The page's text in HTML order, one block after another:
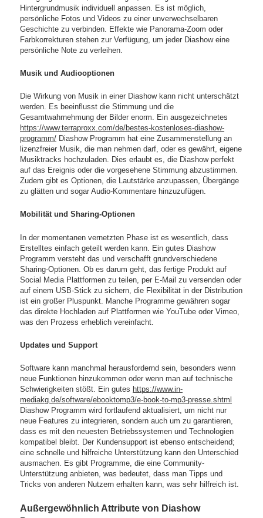
Hintergrundmusik individuell anpassen. Es ist möglich,
persönliche Fotos und Videos zu einer unverwechselbaren
Geschichte zu verbinden. Effekte wie Panorama-Zoom oder
Farbkorrekturen stehen zur Verfügung, um jeder Diashow eine
persönliche Note zu verleihen.
Musik und Audiooptionen
Die Wirkung von Musik in einer Diashow kann nicht unterschätzt
werden. Es beeinflusst die Stimmung und die
Gesamtwahrnehmung der Bilder enorm. Ein ausgezeichnetes
https://www.terraproxx.com/de/bestes-kostenloses-diashow-
programm/ Diashow Programm hat eine Zusammenstellung an
lizenzfreier Musik, die man nehmen darf, oder es gewährt, eigene
Musiktracks hochzuladen. Dies erlaubt es, die Diashow perfekt
auf das Ereignis oder die vorgesehene Stimmung abzustimmen.
Zudem gibt es Optionen, die Lautstärke anzupassen, Übergänge
zu glätten und sogar Audio-Kommentare hinzuzufügen.
Mobilität und Sharing-Optionen
In der momentanen vernetzten Phase ist es wesentlich, dass
Erstelltes einfach geteilt werden kann. Ein gutes Diashow
Programm versteht das und verschafft grundverschiedene
Sharing-Optionen. Ob es darum geht, das fertige Produkt auf
Social Media Plattformen zu teilen, per E-Mail zu versenden oder
auf einem USB-Stick zu sichern, die Flexibilität in der Distribution
ist ein großer Pluspunkt. Manche Programme gewähren sogar
das direkte Hochladen auf Plattformen wie YouTube oder Vimeo,
was den Prozess erheblich vereinfacht.
Updates und Support
Software kann manchmal herausfordernd sein, besonders wenn
neue Funktionen hinzukommen oder wenn man auf technische
Schwierigkeiten stößt. Ein gutes https://www.in-
mediakg.de/software/ebooktomp3/e-book-to-mp3-presse.shtml
Diashow Programm wird fortlaufend aktualisiert, um nicht nur
neue Features zu integrieren, sondern auch um zu garantieren,
dass es mit den neuesten Betriebssystemen und Technologien
kompatibel bleibt. Der Kundensupport ist ebenso entscheidend;
eine schnelle und hilfreiche Unterstützung kann den Unterschied
ausmachen. Es gibt Programme, die eine Community-
Unterstützung anbieten, was bedeutet, dass man Tipps und
Tricks von anderen Nutzern erhalten kann, was sehr hilfreich ist.
Außergewöhnlich Attribute von Diashow